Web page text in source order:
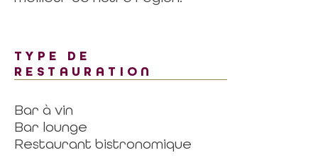
TYPE DE
RESTAURATION
Bar à vin
Bar lounge
Restaurant bistronomique